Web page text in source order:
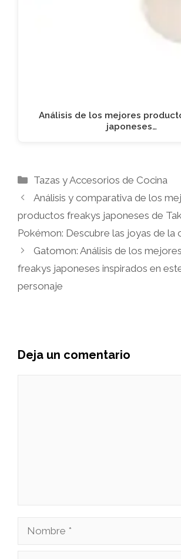
Análisis de los mejores
japoneses…
Categorías
Tazas y Accesorios de Cocina
Análisis y comparativa de los
productos freakys japoneses de
Pokémon: Descubre las joyas de la
Gatomon: Análisis de los
freakys japoneses inspirados en
personaje
Deja un comentario
Nombre